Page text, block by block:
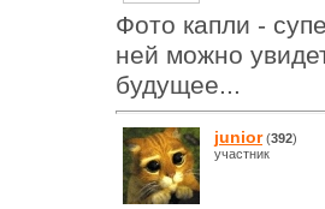
Фото капли -
ней можно
будущее...
junior(392)
участник